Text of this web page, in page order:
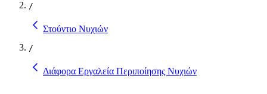
/
Στούντιο Νυχιών
/
Διάφορα Εργαλεία Περιποίησης Νυχιών